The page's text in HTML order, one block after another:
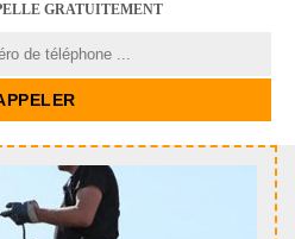
GRATUITEMENT